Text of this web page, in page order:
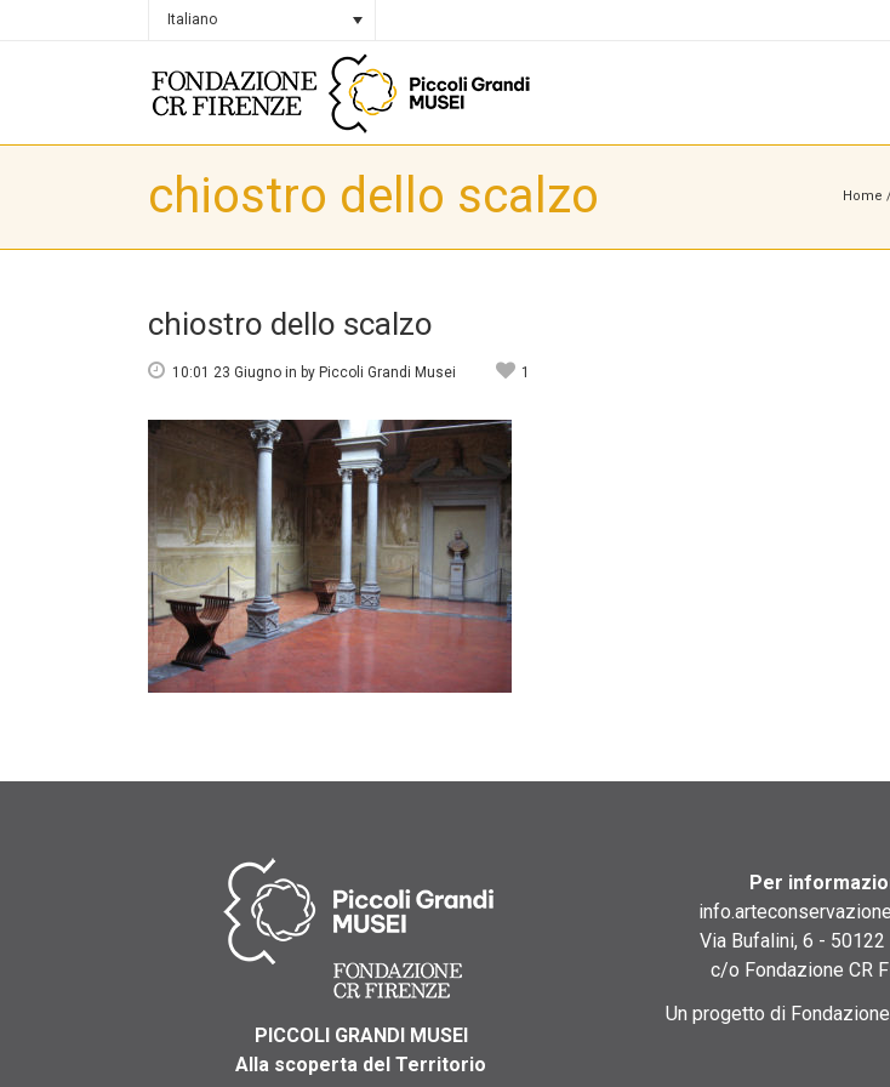
Italiano
chiostro dello scalzo Home /
chiostro dello scalzo
10:01 23 Giugno in by Piccoli Grandi Musei 1
PICCOLI GRANDI MUSEI
Alla scoperta del Territorio
Per
Via Bufalini, 6 - 50122
c/o Fondazione CR
Un progetto di